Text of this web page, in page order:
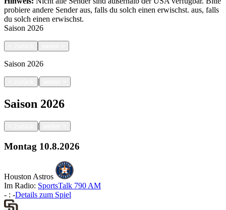
probiere andere Sender aus, falls du solch einen erwischst. aus, falls
du solch einen erwischst.
Saison 2026
Saison 2026
|
Saison 2026
|
Montag 10.8.2026
Houston Astros
Im Radio: SportsTalk 790 AM
- : -Details zum Spiel